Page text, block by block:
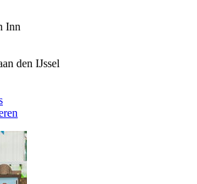
Inn
den IJssel